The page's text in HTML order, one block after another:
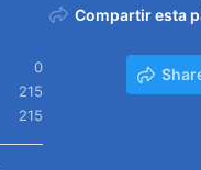
0
215
215
Compartir esta